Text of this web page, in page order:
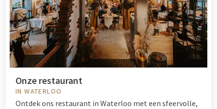
Onze restaurant
IN WATERLOO
Ontdek ons restaurant in Waterloo met een sfeervolle,